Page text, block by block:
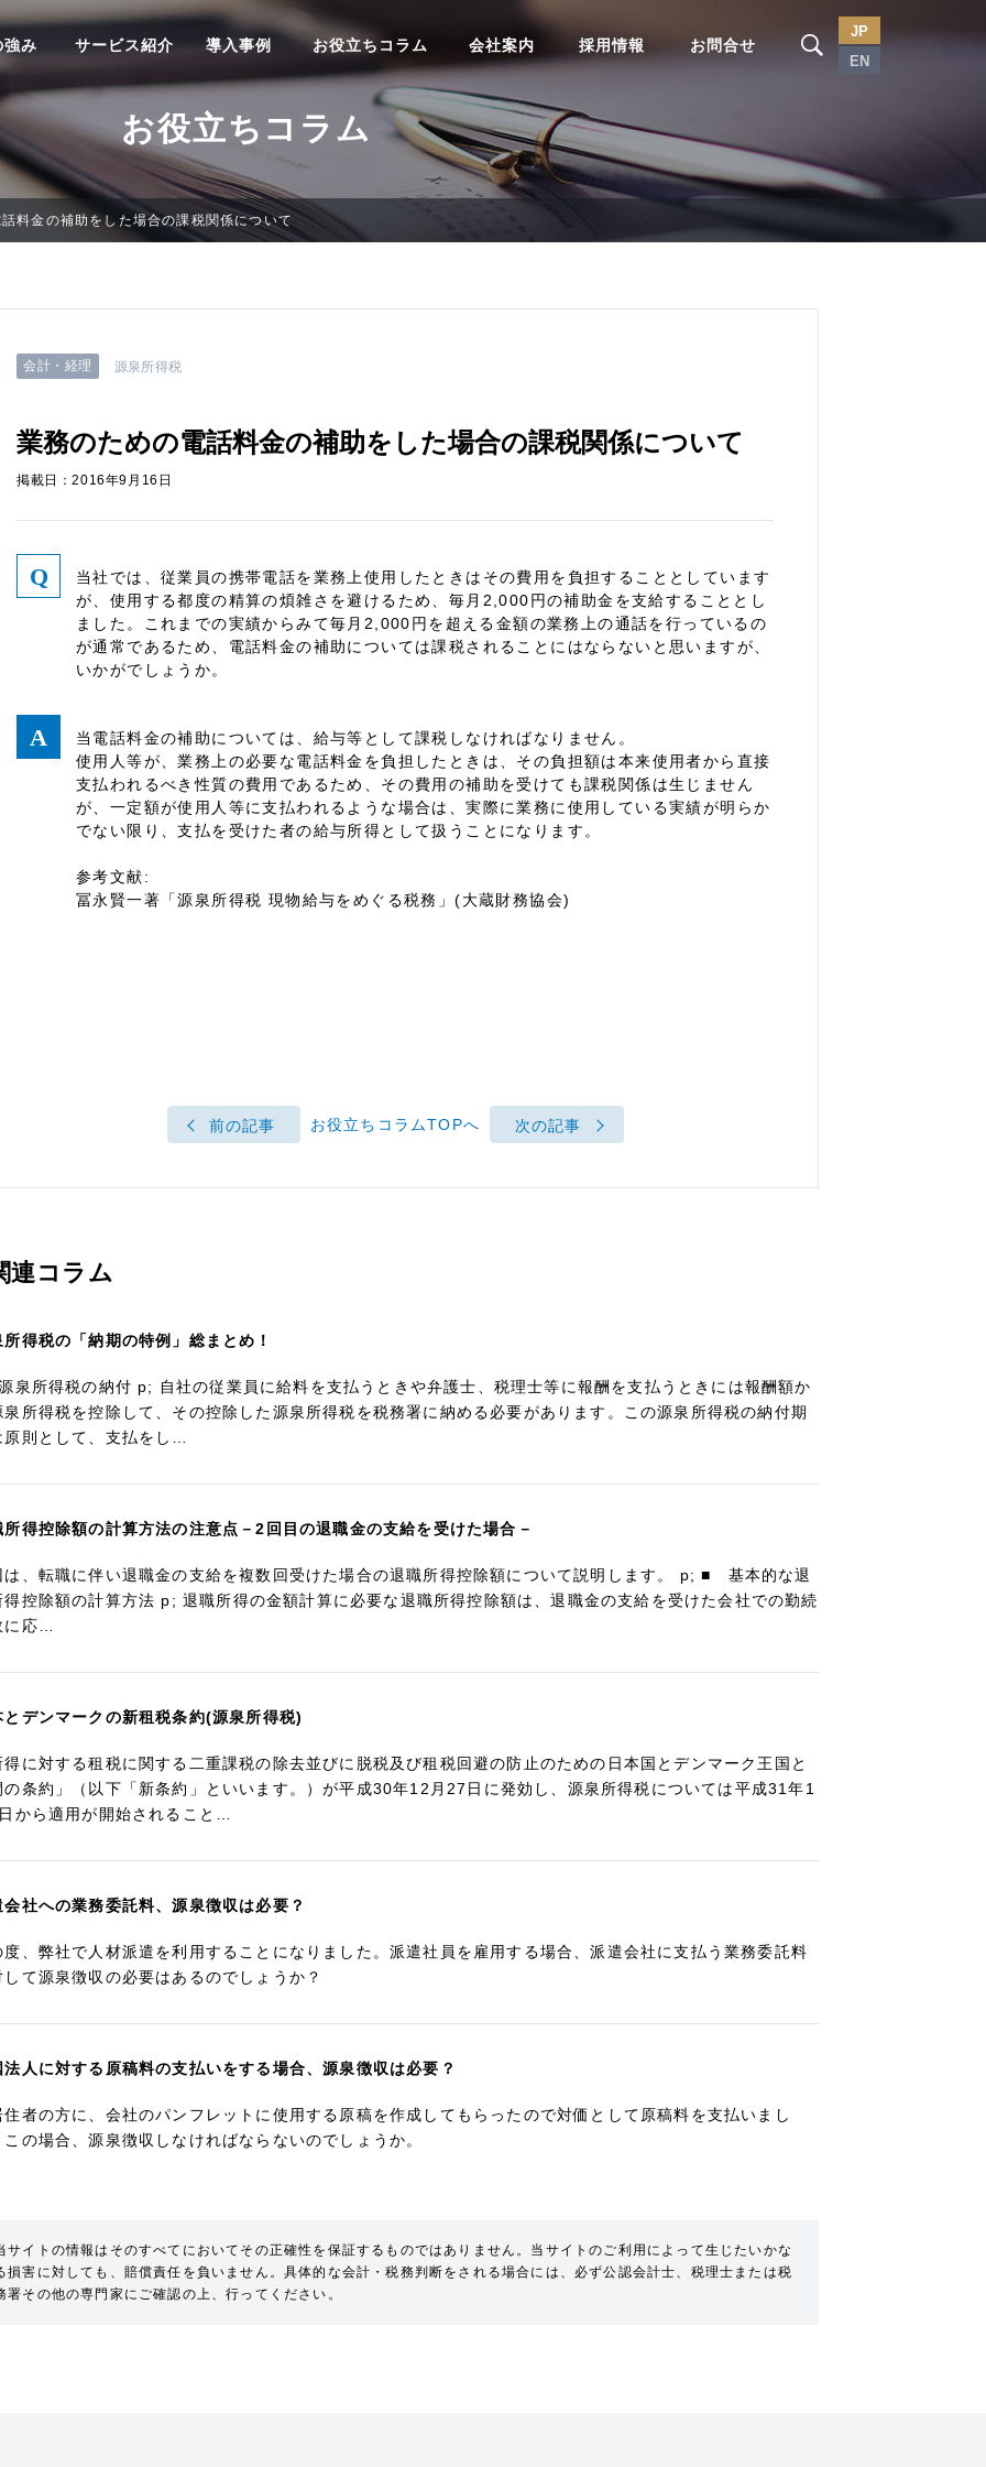
強み サービス紹介 導入事例 お役立ちコラム 会社案内 採用情報 お問合せ
JP
EN
お役立ちコラム
料金の補助をした場合の課税関係について
会計・経理 源泉所得税
業務のための電話料金の補助をした場合の課税関係について
掲載日：2016年9月16日
当社では、従業員の携帯電話を業務上使用したときはその費用を負担することとしています
が、使用する都度の精算の煩雑さを避けるため、毎月2,000円の補助金を支給することとし
ました。これまでの実績からみて毎月2,000円を超える金額の業務上の通話を行っているの
が通常であるため、電話料金の補助については課税されることにはならないと思いますが、
いかがでしょうか。
当電話料金の補助については、給与等として課税しなければなりません。
使用人等が、業務上の必要な電話料金を負担したときは、その負担額は本来使用者から直接
支払われるべき性質の費用であるため、その費用の補助を受けても課税関係は生じません
が、一定額が使用人等に支払われるような場合は、実際に業務に使用している実績が明らか
でない限り、支払を受けた者の給与所得として扱うことになります。
参考文献:
冨永賢一著「源泉所得税 現物給与をめぐる税務」(大蔵財務協会)
前の記事 お役立ちコラムTOPへ 次の記事
連コラム
所得税の「納期の特例」総まとめ！
所得税の納付 p; 自社の従業員に給料を支払うときや弁護士、税理士等に報酬を支払うときには報酬額か
泉所得税を控除して、その控除した源泉所得税を税務署に納める必要があります。この源泉所得税の納付期
原則として、支払をし…
所得控除額の計算方法の注意点－2回目の退職金の支給を受けた場合－
は、転職に伴い退職金の支給を複数回受けた場合の退職所得控除額について説明します。 p; ■ 基本的な退
得控除額の計算方法 p; 退職所得の金額計算に必要な退職所得控除額は、退職金の支給を受けた会社での勤続
に応…
とデンマークの新租税条約(源泉所得税)
得に対する租税に関する二重課税の除去並びに脱税及び租税回避の防止のための日本国とデンマーク王国と
の条約」（以下「新条約」といいます。）が平成30年12月27日に発効し、源泉所得税については平成31年1
から適用が開始されること…
会社への業務委託料、源泉徴収は必要？
度、弊社で人材派遣を利用することになりました。派遣社員を雇用する場合、派遣会社に支払う業務委託料
して源泉徴収の必要はあるのでしょうか？
法人に対する原稿料の支払いをする場合、源泉徴収は必要？
住者の方に、会社のパンフレットに使用する原稿を作成してもらったので対価として原稿料を支払いまし
この場合、源泉徴収しなければならないのでしょうか。
サイトの情報はそのすべてにおいてその正確性を保証するものではありません。当サイトのご利用によって生じたいかな
損害に対しても、賠償責任を負いません。具体的な会計・税務判断をされる場合には、必ず公認会計士、税理士または税
署その他の専門家にご確認の上、行ってください。